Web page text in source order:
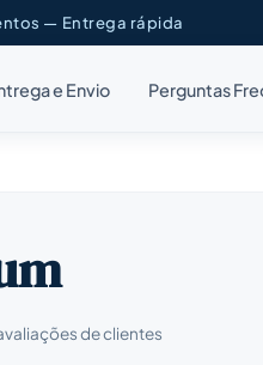
— Entrega rápida
e Envio Perguntas
de clientes